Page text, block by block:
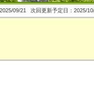
09/21 次回更新予定日：2025/